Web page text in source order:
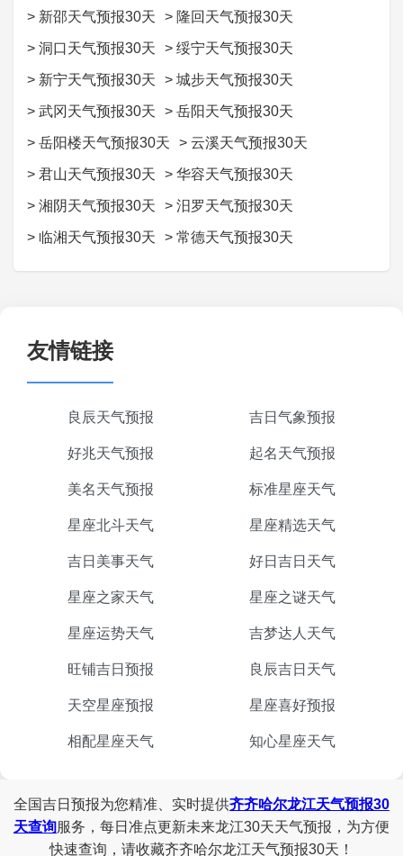
> 新邵天气预报30天 > 隆回天气预报30天
> 洞口天气预报30天 > 绥宁天气预报30天
> 新宁天气预报30天 > 城步天气预报30天
> 武冈天气预报30天 > 岳阳天气预报30天
> 岳阳楼天气预报30天 > 云溪天气预报30天
> 君山天气预报30天 > 华容天气预报30天
> 湘阴天气预报30天 > 汨罗天气预报30天
> 临湘天气预报30天 > 常德天气预报30天
友情链接
良辰天气预报 吉日气象预报
好兆天气预报 起名天气预报
美名天气预报 标准星座天气
星座北斗天气 星座精选天气
吉日美事天气 好日吉日天气
星座之家天气 星座之谜天气
星座运势天气 吉梦达人天气
旺铺吉日预报 良辰吉日天气
天空星座预报 星座喜好预报
相配星座天气 知心星座天气
全国吉日预报为您精准、实时提供齐齐哈尔龙江天气预报30
天查询服务，每日准点更新未来龙江30天天气预报，为方便
快速查询，请收藏齐齐哈尔龙江天气预报30天！